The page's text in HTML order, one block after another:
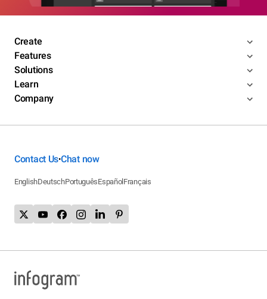
Create
Features
Solutions
Learn
Company
Contact Us•Chat now
EnglishDeutschPortuguêsEspañol Français